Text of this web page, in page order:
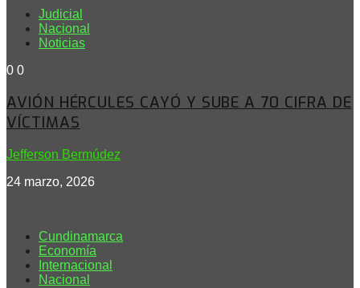
Judicial
Nacional
Noticias
0 0
AVIÓN HÉRCULES CAYÓ Y SUBE A 70 CIFRA DE
VÍCTIMAS
Jefferson Bermúdez
24 marzo, 2026
Cundinamarca
Economía
Internacional
Nacional